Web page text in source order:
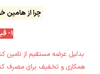
چرا از هامین
1- قیمت مناسب
بدلیل عرضه مستقیم از تامین
همکاری و تخفیف برای مصرف